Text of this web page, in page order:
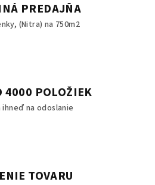
PREDAJŇA
(Nitra) na 750m2
4000 POLOŽIEK
na odoslanie
TOVARU